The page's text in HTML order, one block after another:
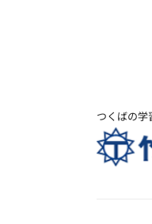
つくばの学